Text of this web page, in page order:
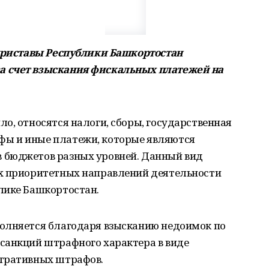
Республики Башкортостан
взыскания фискальных платежей на
относятся налоги, сборы, государственная
и иные платежи, которые являются
разных уровней. Данный вид
направлений деятельности
Башкортостан.
благодаря взысканию недоимок по
штрафного характера в виде
штрафов.